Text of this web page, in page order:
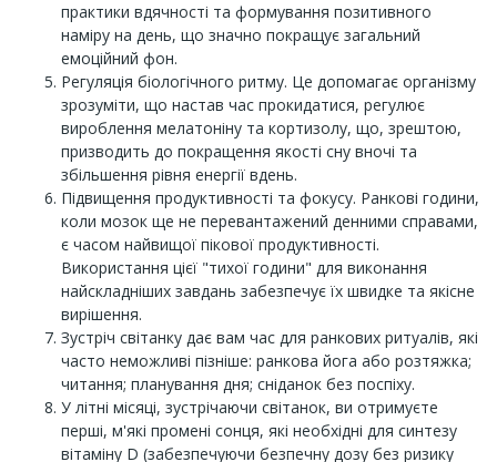
практики вдячності та формування позитивного
наміру на день, що значно покращує загальний
емоційний фон.
Регуляція біологічного ритму. Це допомагає організму
зрозуміти, що настав час прокидатися, регулює
вироблення мелатоніну та кортизолу, що, зрештою,
призводить до покращення якості сну вночі та
збільшення рівня енергії вдень.
Підвищення продуктивності та фокусу. Ранкові години,
коли мозок ще не перевантажений денними справами,
є часом найвищої пікової продуктивності.
Використання цієї "тихої години" для виконання
найскладніших завдань забезпечує їх швидке та якісне
вирішення.
Зустріч світанку дає вам час для ранкових ритуалів, які
часто неможливі пізніше: ранкова йога або розтяжка;
читання; планування дня; сніданок без поспіху.
У літні місяці, зустрічаючи світанок, ви отримуєте
перші, м'які промені сонця, які необхідні для синтезу
вітаміну D (забезпечуючи безпечну дозу без ризику